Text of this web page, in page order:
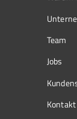
Team
Jobs
Kontakt